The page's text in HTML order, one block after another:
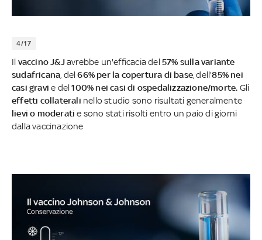
4/17
Il vaccino J&Javrebbe un'efficacia del57% sulla variante
sudafricana , del66% per la copertura di base , dell'85% nei
casi gravi e del100% nei casi di ospedalizzazione/morte. Gli
effetti collaterali nello studio sono risultati generalmente
lievi o moderatie sono stati risolti entro un paio di giorni
dalla vaccinazione